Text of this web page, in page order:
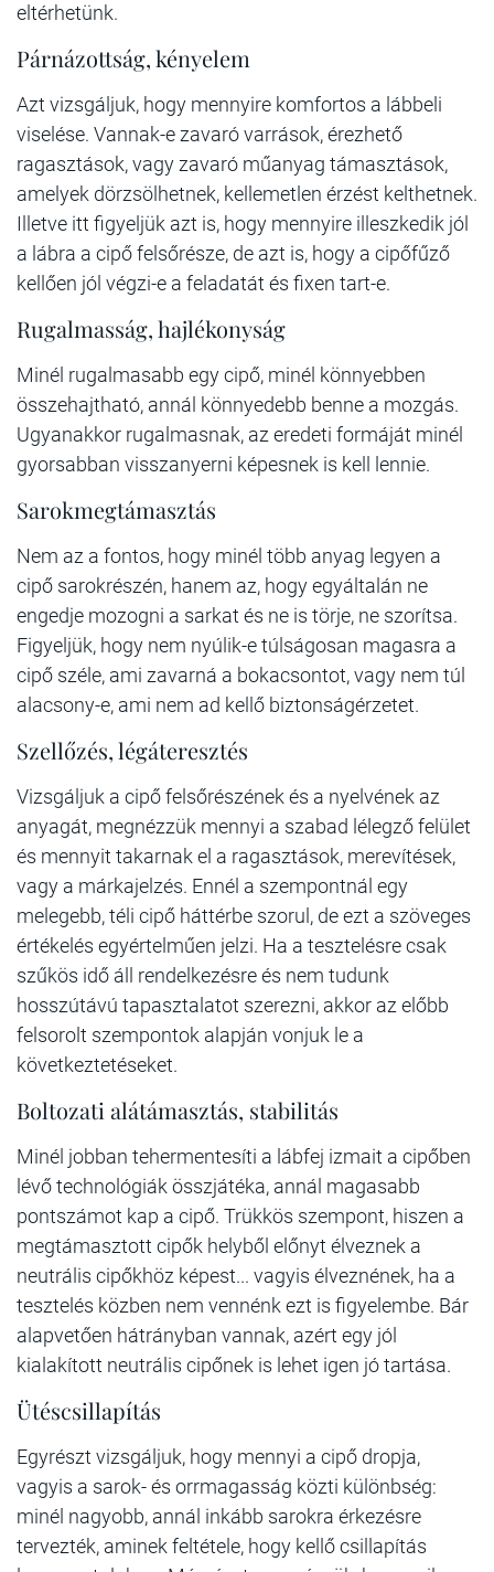
eltérhetünk.
Párnázottság, kényelem
Azt vizsgáljuk, hogy mennyire komfortos a lábbeli
viselése. Vannak-e zavaró varrások, érezhető
ragasztások, vagy zavaró műanyag támasztások,
amelyek dörzsölhetnek, kellemetlen érzést kelthetnek.
Illetve itt figyeljük azt is, hogy mennyire illeszkedik jól
a lábra a cipő felsőrésze, de azt is, hogy a cipőfűző
kellően jól végzi-e a feladatát és fixen tart-e.
Rugalmasság, hajlékonyság
Minél rugalmasabb egy cipő, minél könnyebben
összehajtható, annál könnyedebb benne a mozgás.
Ugyanakkor rugalmasnak, az eredeti formáját minél
gyorsabban visszanyerni képesnek is kell lennie.
Sarokmegtámasztás
Nem az a fontos, hogy minél több anyag legyen a
cipő sarokrészén, hanem az, hogy egyáltalán ne
engedje mozogni a sarkat és ne is törje, ne szorítsa.
Figyeljük, hogy nem nyúlik-e túlságosan magasra a
cipő széle, ami zavarná a bokacsontot, vagy nem túl
alacsony-e, ami nem ad kellő biztonságérzetet.
Szellőzés, légáteresztés
Vizsgáljuk a cipő felsőrészének és a nyelvének az
anyagát, megnézzük mennyi a szabad lélegző felület
és mennyit takarnak el a ragasztások, merevítések,
vagy a márkajelzés. Ennél a szempontnál egy
melegebb, téli cipő háttérbe szorul, de ezt a szöveges
értékelés egyértelműen jelzi. Ha a tesztelésre csak
szűkös idő áll rendelkezésre és nem tudunk
hosszútávú tapasztalatot szerezni, akkor az előbb
felsorolt szempontok alapján vonjuk le a
következtetéseket.
Boltozati alátámasztás, stabilitás
Minél jobban tehermentesíti a lábfej izmait a cipőben
lévő technológiák összjátéka, annál magasabb
pontszámot kap a cipő. Trükkös szempont, hiszen a
megtámasztott cipők helyből előnyt élveznek a
neutrális cipőkhöz képest... vagyis élveznének, ha a
tesztelés közben nem vennénk ezt is figyelembe. Bár
alapvetően hátrányban vannak, azért egy jól
kialakított neutrális cipőnek is lehet igen jó tartása.
Ütéscsillapítás
Egyrészt vizsgáljuk, hogy mennyi a cipő dropja,
vagyis a sarok- és orrmagasság közti különbség:
minél nagyobb, annál inkább sarokra érkezésre
tervezték, aminek feltétele, hogy kellő csillapítás